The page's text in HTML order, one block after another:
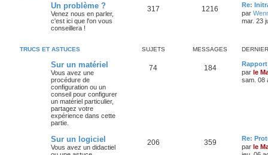
Un problème ?
Venez nous en parler,
c'est ici que l'on vous
conseillera !
317 1216
Re:
par
mar. 23
TRUCS ET ASTUCES SUJETS MESSAGES
Sur un matériel
Vous avez une
procédure de
configuration ou un
conseil pour configurer
un matériel particulier,
partagez votre
expérience dans cette
partie.
74 184
par le
sam. 08
Sur un logiciel
Vous avez un didactiel
206 359
Re:
par le